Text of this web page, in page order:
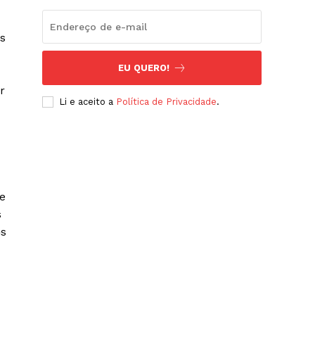
EU QUERO!
Li e aceito a Política de Privacidade.